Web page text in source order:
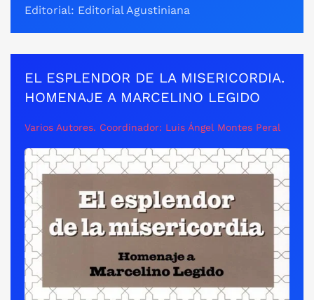
Editorial: Editorial Agustiniana
EL ESPLENDOR DE LA MISERICORDIA.
HOMENAJE A MARCELINO LEGIDO
Varios Autores. Coordinador: Luis Ángel Montes Peral